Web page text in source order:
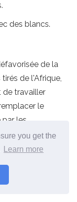
you get the
Learn more
des blancs.
de la
de l'Afrique,
de travailler
le
les
des
et acheter.